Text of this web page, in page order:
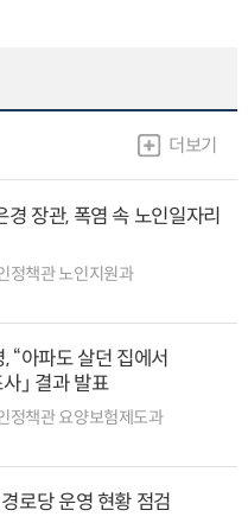
더보기
장관, 폭염 속 노인일자리
정책관 노인지원과
“아파도 살던 집에서
」 결과 발표
정책관 요양보험제도과
로당 운영 현황 점검